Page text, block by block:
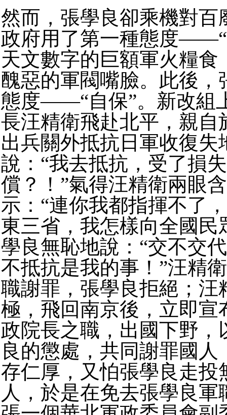
然而，張學良卻乘機對百
政府用了第一種態度
天文數字的巨額軍火糧食
醜惡的軍閥嘴臉。 此後，
態度——“自保”。 新改組
長汪精衛飛赴北平，親自
出兵關外抵抗日軍收復失
說：“我去抵抗，受了損
償？！”氣得汪精衛兩眼
示：“連你我都指揮不了
東三省，我怎樣向全國民
學良無恥地說：“交不交
不抵抗是我的事！”汪精
職謝罪，張學良拒絕；汪
極，飛回南京後，立即宣
政院長之職，出國下野，
良的懲處，共同謝罪國人
存仁厚，又怕張學良走投
人，於是在免去張學良軍